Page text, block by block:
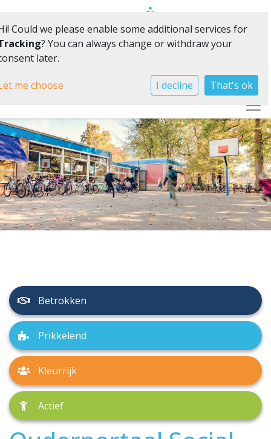
Vol vertrouwen samen in ontwikkeling
Betrokken
Prikkelend
Kleurrijk
Actief
Could we please enable some additional services for
? You can always change or withdraw your
later.
me choose I decline That's ok